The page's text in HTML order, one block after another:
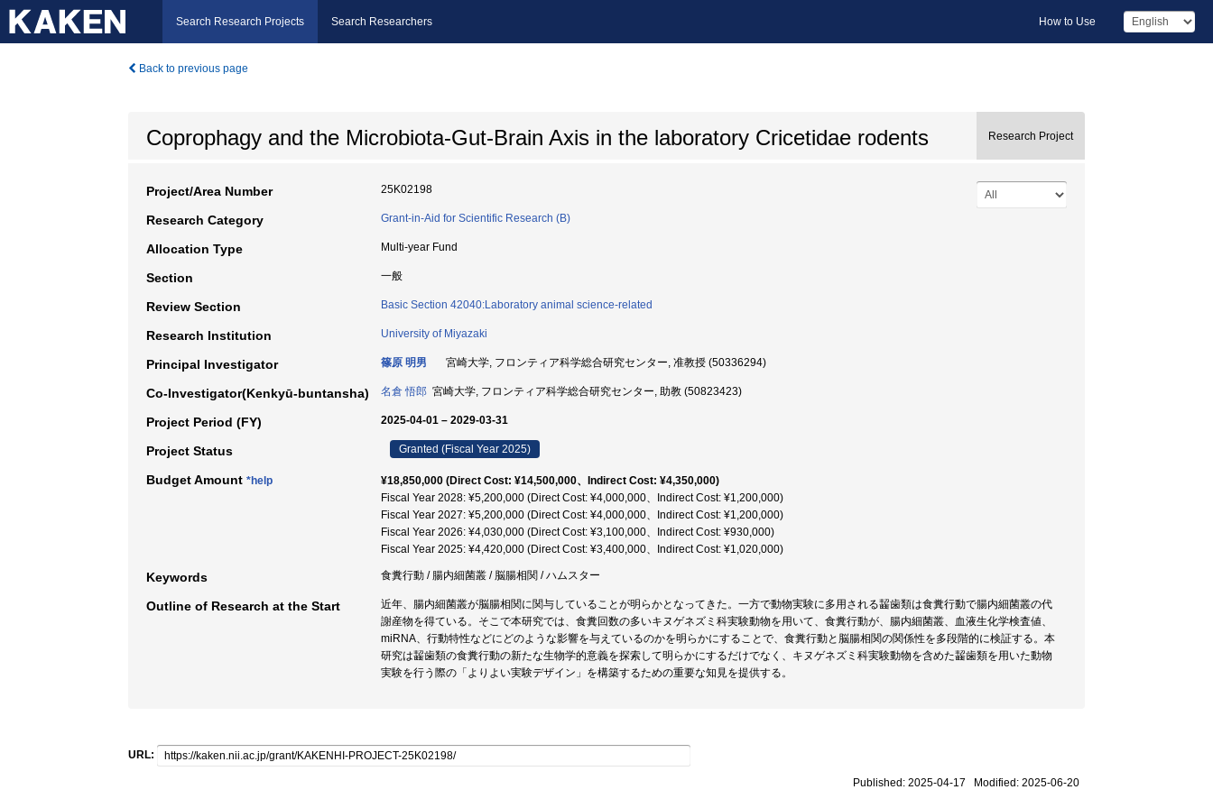
Search Research Projects Search Researchers How to Use
Back to previous page
Coprophagy and the Microbiota-Gut-Brain Axis in the laboratory Cricetidae rodents Research Project
Project/Area Number 25K02198
Research Category Grant-in-Aid for Scientific Research (B)
Allocation Type Multi-year Fund
Section 一般
Review Section Basic Section 42040:Laboratory animal science-related
Research Institution University of Miyazaki
Principal Investigator 篠原 明男 宮崎大学, フロンティア科学総合研究センター, 准教授 (50336294)
Co-Investigator(Kenkyū-buntansha) 名倉 悟郎 宮崎大学, フロンティア科学総合研究センター, 助教 (50823423)
Project Period (FY) 2025-04-01 – 2029-03-31
Project Status Granted (Fiscal Year 2025)
Budget Amount *help
¥18,850,000 (Direct Cost: ¥14,500,000、Indirect Cost: ¥4,350,000)
Fiscal Year 2028: ¥5,200,000 (Direct Cost: ¥4,000,000、Indirect Cost: ¥1,200,000)
Fiscal Year 2027: ¥5,200,000 (Direct Cost: ¥4,000,000、Indirect Cost: ¥1,200,000)
Fiscal Year 2026: ¥4,030,000 (Direct Cost: ¥3,100,000、Indirect Cost: ¥930,000)
Fiscal Year 2025: ¥4,420,000 (Direct Cost: ¥3,400,000、Indirect Cost: ¥1,020,000)
Keywords 食糞行動 / 腸内細菌叢 / 脳腸相関 / ハムスター
Outline of Research at the Start
近年、腸内細菌叢が脳腸相関に関与していることが明らかとなってきた。一方で動物実験に多用される齧歯類は食糞行動で腸内細菌叢の代
謝産物を得ている。そこで本研究では、食糞回数の多いキヌゲネズミ科実験動物を用いて、食糞行動が、腸内細菌叢、血液生化学検査値、
miRNA、行動特性などにどのような影響を与えているのかを明らかにすることで、食糞行動と脳腸相関の関係性を多段階的に検証する。本
研究は齧歯類の食糞行動の新たな生物学的意義を探索して明らかにするだけでなく、キヌゲネズミ科実験動物を含めた齧歯類を用いた動物
実験を行う際の「よりよい実験デザイン」を構築するための重要な知見を提供する。
URL:
Published: 2025-04-17 Modified: 2025-06-20